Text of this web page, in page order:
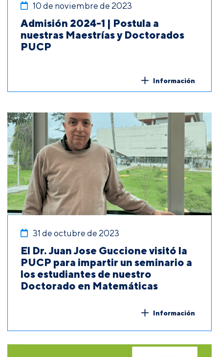
10 de noviembre de 2023
Admisión 2024-1 | Postula a
nuestras Maestrías y Doctorados
PUCP
Información
31 de octubre de 2023
El Dr. Juan Jose Guccione visitó la
PUCP para impartir un seminario a
los estudiantes de nuestro
Doctorado en Matemáticas
Información